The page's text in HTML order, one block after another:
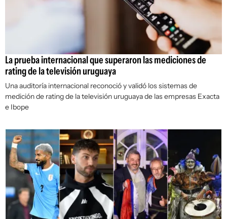
La prueba internacional que superaron las mediciones de
rating de la televisión uruguaya
Una auditoría internacional reconoció y validó los sistemas de
medición de rating de la televisión uruguaya de las empresas Exacta
e Ibope